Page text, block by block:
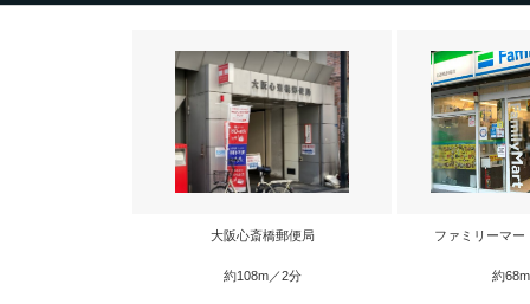
大阪心斎橋郵便局
約108m／2分
ファミリーマー
約